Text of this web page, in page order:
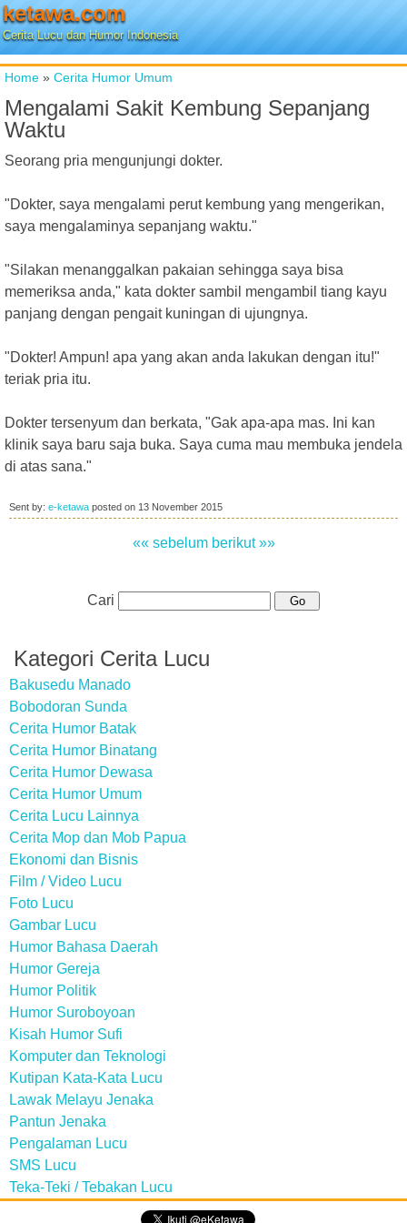
ketawa.com
Cerita Lucu dan Humor Indonesia
Home » Cerita Humor Umum
Mengalami Sakit Kembung Sepanjang
Waktu
Seorang pria mengunjungi dokter.
"Dokter, saya mengalami perut kembung yang mengerikan,
saya mengalaminya sepanjang waktu."
"Silakan menanggalkan pakaian sehingga saya bisa
memeriksa anda," kata dokter sambil mengambil tiang kayu
panjang dengan pengait kuningan di ujungnya.
"Dokter! Ampun! apa yang akan anda lakukan dengan itu!"
teriak pria itu.
Dokter tersenyum dan berkata, "Gak apa-apa mas. Ini kan
klinik saya baru saja buka. Saya cuma mau membuka jendela
di atas sana."
Sent by: e-ketawa posted on 13 November 2015
«« sebelum berikut »»
Cari
Kategori Cerita Lucu
Bakusedu Manado
Bobodoran Sunda
Cerita Humor Batak
Cerita Humor Binatang
Cerita Humor Dewasa
Cerita Humor Umum
Cerita Lucu Lainnya
Cerita Mop dan Mob Papua
Ekonomi dan Bisnis
Film / Video Lucu
Foto Lucu
Gambar Lucu
Humor Bahasa Daerah
Humor Gereja
Humor Politik
Humor Suroboyoan
Kisah Humor Sufi
Komputer dan Teknologi
Kutipan Kata-Kata Lucu
Lawak Melayu Jenaka
Pantun Jenaka
Pengalaman Lucu
SMS Lucu
Teka-Teki / Tebakan Lucu